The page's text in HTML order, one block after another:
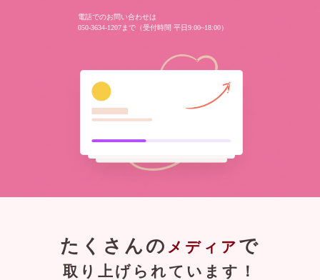
電話でのお問い合わせは
050-3634-1207まで（受付時間 平日9:00~18:00）
たくさんの メディア で
取り上げられています！